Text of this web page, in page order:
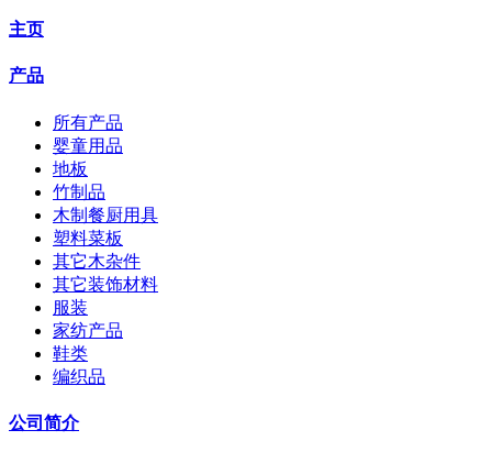
主页
产品
所有产品
婴童用品
地板
竹制品
木制餐厨用具
塑料菜板
其它木杂件
其它装饰材料
服装
家纺产品
鞋类
编织品
公司简介